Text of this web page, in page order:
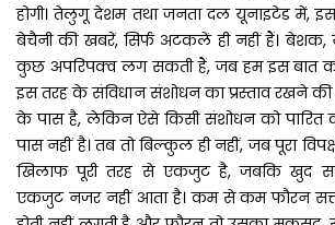
होगी। तेलुगू देशम तथा जनता दल यूनाइटेड में,
बेचैनी की खबरें, सिर्फ अटकलें ही नहीं हैं।
कुछ अपरिपक्व लग सकती हैं, जब हम इस बात
इस तरह के संविधान संशोधन का प्रस्ताव रखने की
के पास है, लेकिन ऐसे किसी संशोधन को पारित
पास नहीं है। तब तो बिल्कुल ही नहीं, जब पूरा
खिलाफ पूरी तरह से एकजुट है, जबकि खुद
एकजुट नजर नहीं आता है। कम से कम फौरन